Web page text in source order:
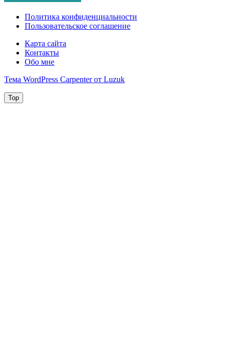
Политика конфиденциальности
Пользовательское соглашение
Карта сайта
Контакты
Обо мне
Тема WordPress Carpenter от Luzuk
Top